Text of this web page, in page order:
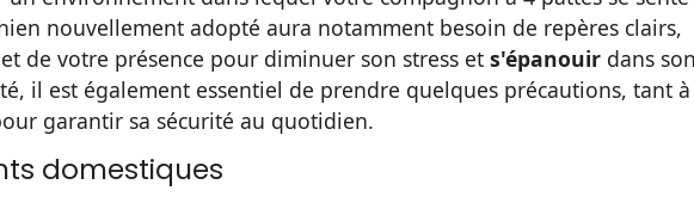
nouvellement adopté aura notamment besoin de repères clairs,
et de votre présence pour diminuer son stress et s'épanouir dans son
il est également essentiel de prendre quelques précautions, tant à
garantir sa sécurité au quotidien.
domestiques